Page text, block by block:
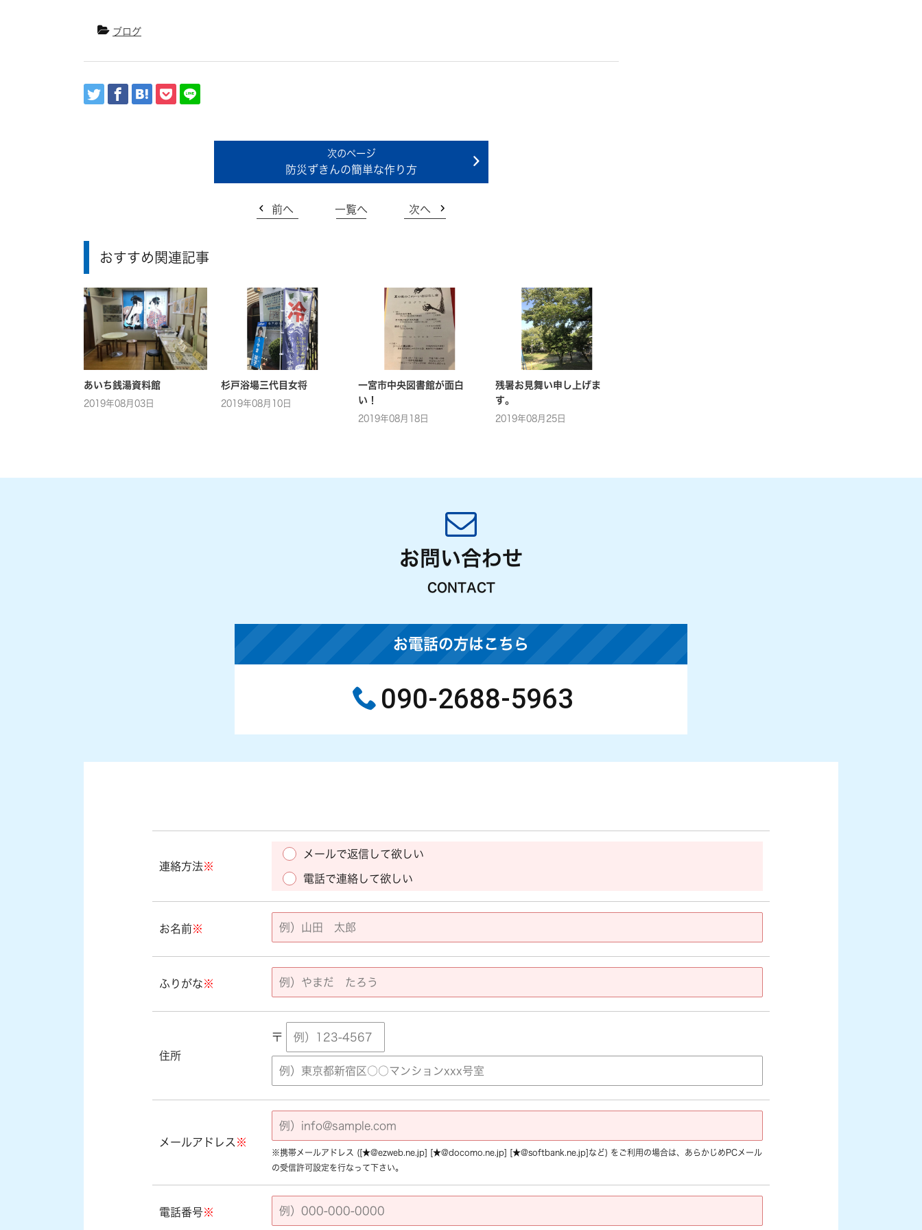
ブログ
防災ずきんの簡単な作り方
前へ 一覧へ 次へ
おすすめ関連記事
あいち銭湯資料館
2019年08月03日
杉戸浴場三代目女将
2019年08月10日
一宮市中央図書館が面白
い！
2019年08月18日
残暑お見舞い申し上げま
す。
2019年08月25日
お問い合わせ
CONTACT
お電話の方はこちら
090-2688-5963
連絡方法※
メールで返信して欲しい
電話で連絡して欲しい
お名前※
ふりがな※
住所
〒
メールアドレス ※
※携帯メールアドレス ([★@ezweb.ne.jp] [★@docomo.ne.jp] [★@softbank.ne.jp]など) をご利用の場合は、あらかじめPCメール
の受信許可設定を行なって下さい。
電話番号※